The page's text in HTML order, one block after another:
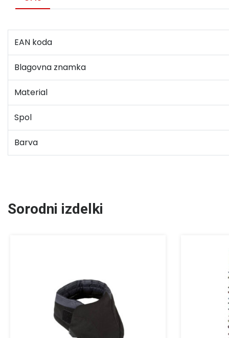
EAN koda
Blagovna znamka
Material
Spol
Barva
Sorodni izdelki